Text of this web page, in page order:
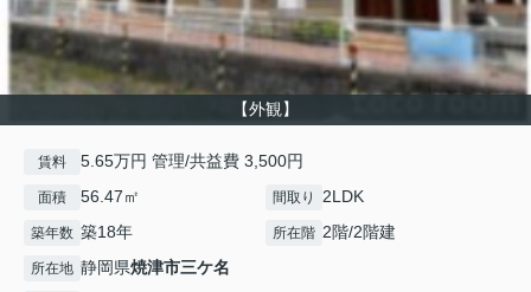
【外観】
賃料 5.65万円 管理/共益費 3,500円
面積 56.47㎡ 間取り 2LDK
築年数 築18年 所在階 2階/2階建
所在地 静岡県焼津市三ケ名